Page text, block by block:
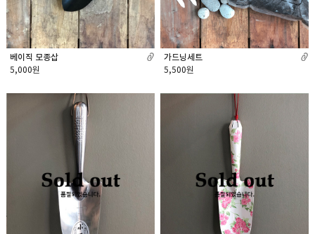
베이직 모종삽
5,000원
가드닝세트
5,500원